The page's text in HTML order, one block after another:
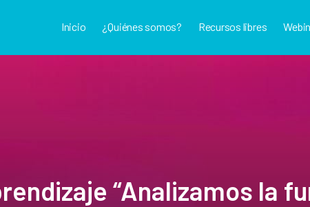
Inicio ¿Quiénes somos? Recursos libres
“Analizamos la